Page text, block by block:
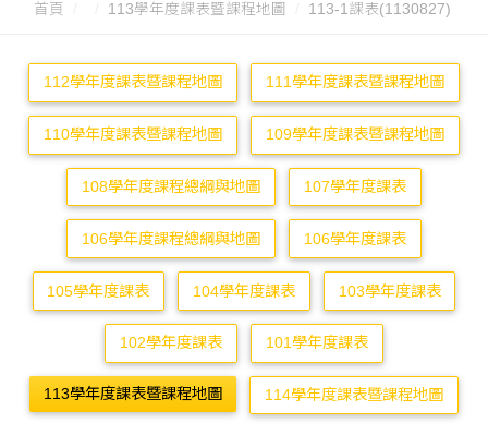
首頁 113學年度課表暨課程地圖 113-1課表(1130827)
112學年度課表暨課程地圖 111學年度課表暨課程地圖
110學年度課表暨課程地圖 109學年度課表暨課程地圖
108學年度課程總綱與地圖 107學年度課表
106學年度課程總綱與地圖 106學年度課表
105學年度課表 104學年度課表 103學年度課表
102學年度課表 101學年度課表
113學年度課表暨課程地圖 114學年度課表暨課程地圖